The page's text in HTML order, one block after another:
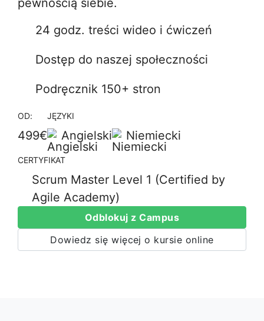
24 godz. treści wideo i ćwiczeń
Dostęp do naszej społeczności
Podręcznik 150+ stron
OD:
499€
JĘZYKI
Angielski Niemiecki
CERTYFIKAT
Scrum Master Level 1 (Certified by
Agile Academy)
Odblokuj z Campus
Dowiedz się więcej o kursie online